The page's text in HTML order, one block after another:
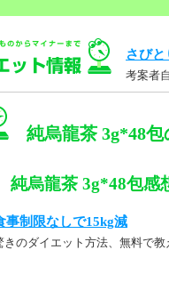
さび
考案者
純烏龍茶 3g*48包
純烏龍茶 3g*48包感
事制限なしで15kg減
きのダイエット方法、無料で教